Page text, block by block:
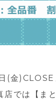
金)CLOSE
では【ま